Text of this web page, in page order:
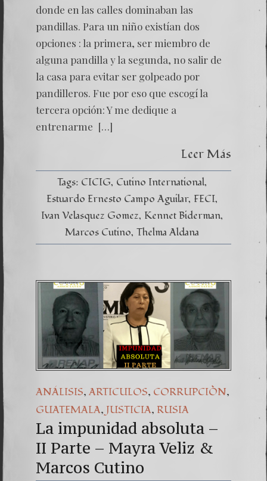
donde en las calles dominaban las
pandillas. Para un niño existían dos
opciones : la primera, ser miembro de
alguna pandilla y la segunda, no salir de
la casa para evitar ser golpeado por
pandilleros. Fue por eso que escogí la
tercera opción: Y me dedique a
entrenarme […]
Leer Más
Tags: CICIG Cutino International
Estuardo Ernesto Campo Aguilar FECI
Ivan Velasquez Gomez Kennet Biderman
Marcos Cutino Thelma Aldana
ANÁLISIS, ARTICULOS, CORRUPCIÒN,
GUATEMALA, JUSTICIA, RUSIA
La impunidad absoluta –
II Parte – Mayra Veliz &
Marcos Cutino